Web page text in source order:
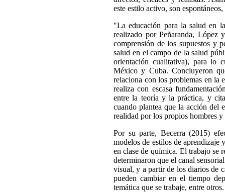
este estilo activo, son
"La educación para la salud en
realizado por Peñaranda,
comprensión de los supuestos y
salud en el campo de la salud
orientación cualitativa), para lo
México y Cuba. Concluyeron
relaciona con los problemas en la
realiza con escasa
entre la teoría y la práctica, y
cuando plantea que la acción del
realidad por los propios hombres
Por su parte, Becerra (2015)
modelos de estilos de aprendizaje
en clase de química. El trabajo se
determinaron que el canal
visual, y a partir de los diarios de
pueden cambiar en el tiempo
temática que se trabaje, entre otros.